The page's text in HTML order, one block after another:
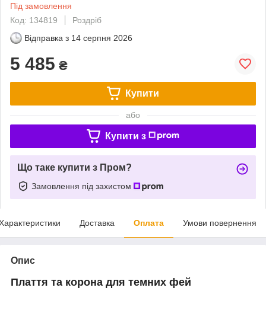
Під замовлення
Код: 134819
Роздріб
Відправка з 14 серпня 2026
5 485 ₴
Купити
або
Купити з
Що таке купити з Пром?
Замовлення під захистом
Доставка Оплата Умови повернення
Опис
Плаття та корона для темних фей